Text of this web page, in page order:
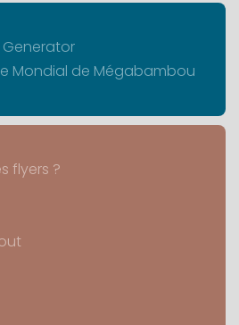
Mondial de Mégabambou
flyers ?